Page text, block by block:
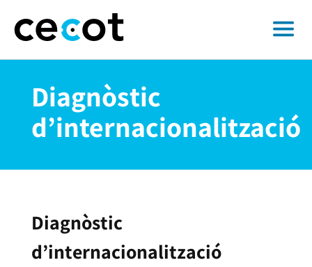
Diagnòstic
d’internacionalització
Diagnòstic
d’internacionalització